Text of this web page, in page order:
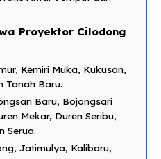
Proyektor Cilodong
Kemiri Muka, Kukusan,
Tanah Baru.
Baru, Bojongsari
Mekar, Duren Seribu,
Serua.
Jatimulya, Kalibaru,